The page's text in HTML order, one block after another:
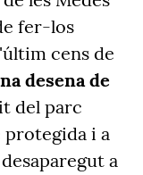
fer-los
cens de
desena de
del parc
protegida i a
a